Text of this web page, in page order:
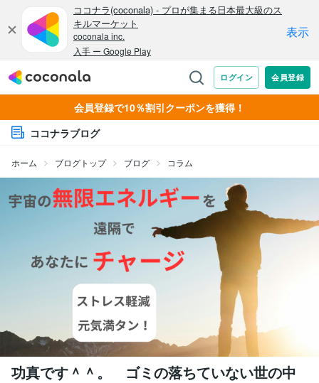
会員登録で10％割引クーポンを獲得！
ココナラブログ
ホーム ブログトップ ブログ コラム
功真です＾＾。 ゴミの落ちていない世の中